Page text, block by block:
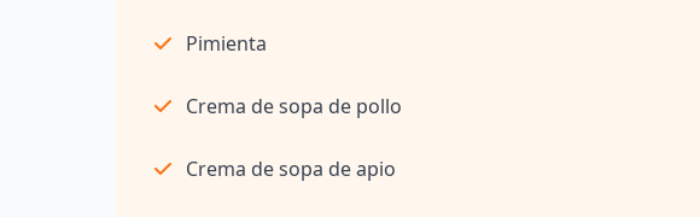
Pimienta
Crema de sopa de pollo
Crema de sopa de apio